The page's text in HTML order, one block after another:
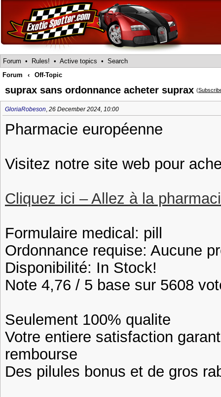
Forum • Rules! • Active topics • Search
Forum
‹ Off-Topic
suprax sans ordonnance acheter suprax (
GloriaRobeson, 26 December 2024, 10:00
Pharmacie européenne
Visitez notre site web pour
Cliquez ici – Allez à la
Formulaire medical: pill
Ordonnance requise: Aucune
Disponibilité: In Stock!
Note 4,76 / 5 base sur 5608
Seulement 100% qualite
Votre entiere satisfaction
rembourse
Des pilules bonus et de gros